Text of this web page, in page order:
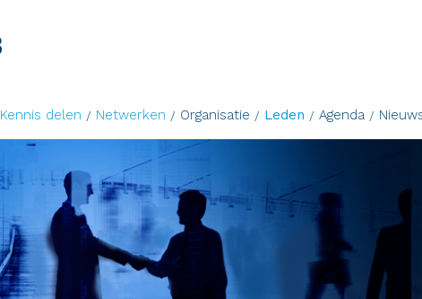
Kennis delen Netwerken Organisatie Leden Agenda